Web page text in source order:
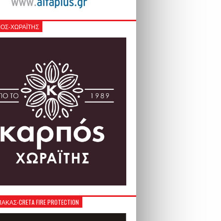
ΧΩΡΑΪΤΗΣ
CRETA FIRE PROTECTION